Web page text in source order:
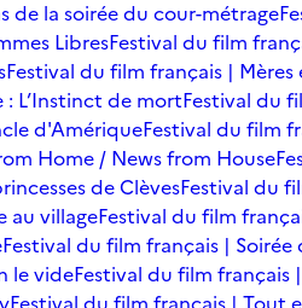
de la soirée du cour-métrage
LibresFestival du film
Festival du film français | Mères
L’Instinct de mortFestival du
d'AmériqueFestival du film
Home / News from House
de ClèvesFestival du
au villageFestival du film
Festival du film français |
le videFestival du film français